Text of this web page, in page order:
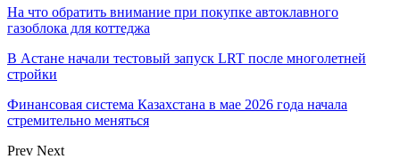
На что обратить внимание при покупке автоклавного
газоблока для коттеджа
В Астане начали тестовый запуск LRT после многолетней
стройки
Финансовая система Казахстана в мае 2026 года начала
стремительно меняться
Prev Next